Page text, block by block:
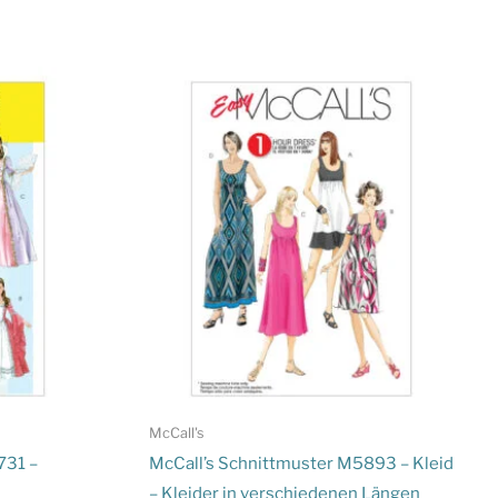
–
McCall's
McCall’s Schnittmuster M5893 – Kleid
– Kleider in verschiedenen Längen